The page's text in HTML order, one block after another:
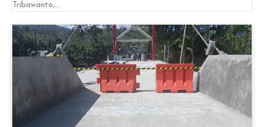
Tribawanto,...